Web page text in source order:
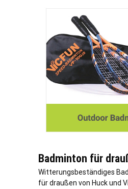
Badminton für
Witterungsbeständiges
für draußen von Huck und